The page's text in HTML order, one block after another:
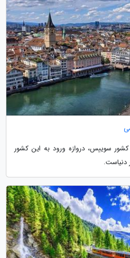
کشور سوییس، دروازه ورود به این کشور
دنیاست.